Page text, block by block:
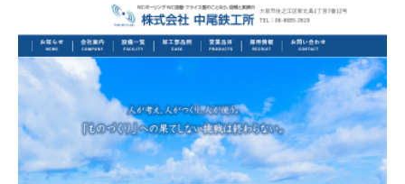
#取材・ライティング
#写真撮影
#動画制作(撮影・編集)
#ドローン撮影(空撮)
#イラスト制作
#アクセス解析・SEO対策
#販促・ノベルティーグッズ制作
#ロゴマークデザイン
#SDGsサポート
#IT導入補助金
#JavaScript
#WEBサーバ移転
#AWS構築
#IoT関連